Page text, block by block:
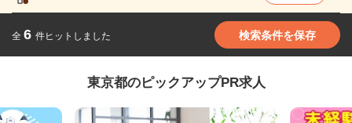
全 6 件ヒットしました 検索条件を保存
東京都のピックアップPR求人